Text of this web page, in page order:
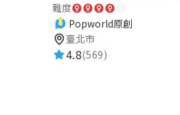
2024-08-02 18:55:42
難度
Popworld原創
臺北市
4.8(569)